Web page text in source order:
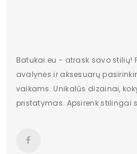
Batukai.eu - atrask savo stilių!
avalynės ir aksesuarų
vaikams. Unikalūs dizainai,
pristatymas. Apsirenk stilingai